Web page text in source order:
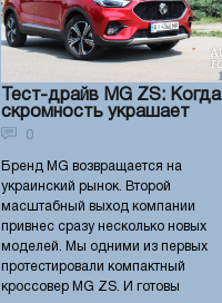
Тест-драйв MG ZS: Когда
скромность украшает
0
Бренд MG возвращается на
украинский рынок. Второй
масштабный выход компании
привнес сразу несколько новых
моделей. Мы одними из первых
протестировали компактный
кроссовер MG ZS. И готовы